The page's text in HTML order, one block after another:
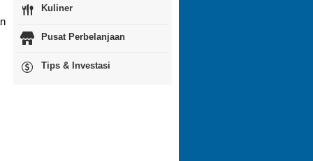
Kuliner
Pusat Perbelanjaan
Tips & Investasi